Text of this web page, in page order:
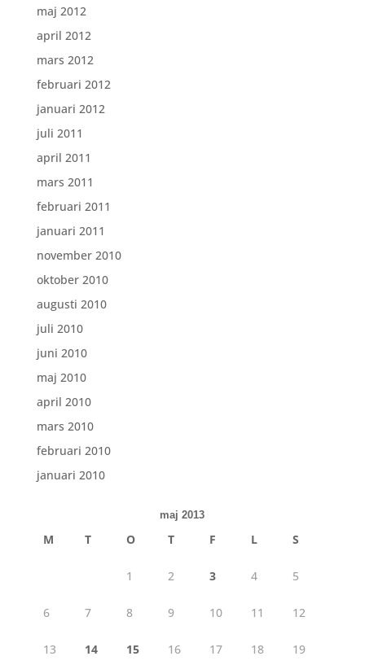
maj 2012
april 2012
mars 2012
februari 2012
januari 2012
juli 2011
april 2011
mars 2011
februari 2011
januari 2011
november 2010
oktober 2010
augusti 2010
juli 2010
juni 2010
maj 2010
april 2010
mars 2010
februari 2010
januari 2010
maj 2013
M T O T F L S
1 2 3 4 5
6 7 8 9 10 11 12
13 14 15 16 17 18 19